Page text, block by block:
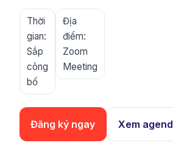
Thời
gian:
Sắp
công
bố
Địa
điểm:
Zoom
Meeting
Đăng ký ngay Xem